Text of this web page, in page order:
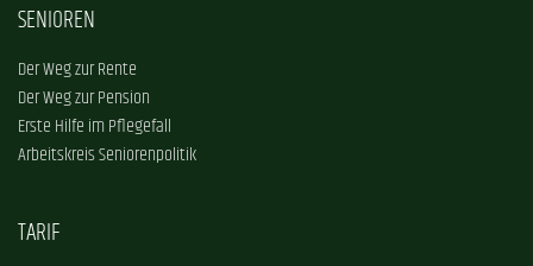
SENIOREN
Der Weg zur Rente
Der Weg zur Pension
Erste Hilfe im Pflegefall
Arbeitskreis Seniorenpolitik
TARIF